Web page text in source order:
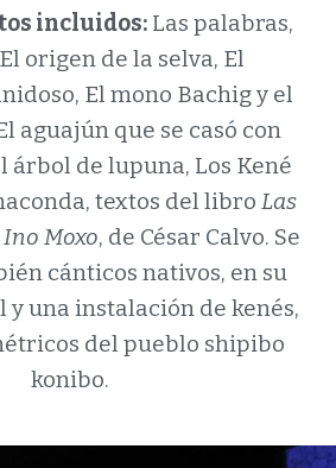
incluidos: Las palabras,
origen de la selva, El
El mono Bachig y el
aguajún que se casó con
árbol de lupuna, Los Kené
textos del libro Las
Moxo, de César Calvo. Se
cánticos nativos, en su
una instalación de kenés,
del pueblo shipibo
konibo.